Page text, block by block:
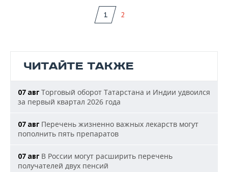
1 2
ЧИТАЙТЕ ТАКЖЕ
07 авг Торговый оборот Татарстана и Индии удвоился
за первый квартал 2026 года
07 авг Перечень жизненно важных лекарств могут
пополнить пять препаратов
07 авг В России могут расширить перечень
получателей двух пенсий